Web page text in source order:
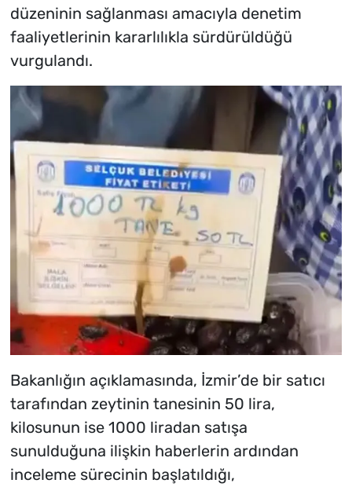
düzeninin sağlanması amacıyla denetim
faaliyetlerinin kararlılıkla sürdürüldüğü
vurgulandı.
Bakanlığın açıklamasında, İzmir’de bir satıcı
tarafından zeytinin tanesinin 50 lira,
kilosunun ise 1000 liradan satışa
sunulduğuna ilişkin haberlerin ardından
inceleme sürecinin başlatıldığı,